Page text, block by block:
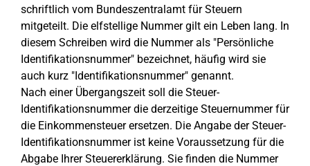
schriftlich vom Bundeszentralamt für Steuern
mitgeteilt. Die elfstellige Nummer gilt ein Leben lang. In
diesem Schreiben wird die Nummer als "Persönliche
Identifikationsnummer" bezeichnet, häufig wird sie
auch kurz "Identifikationsnummer" genannt.
Nach einer Übergangszeit soll die Steuer-
Identifikationsnummer die derzeitige Steuernummer für
die Einkommensteuer ersetzen. Die Angabe der Steuer-
Identifikationsnummer ist keine Voraussetzung für die
Abgabe Ihrer Steuererklärung. Sie finden die Nummer